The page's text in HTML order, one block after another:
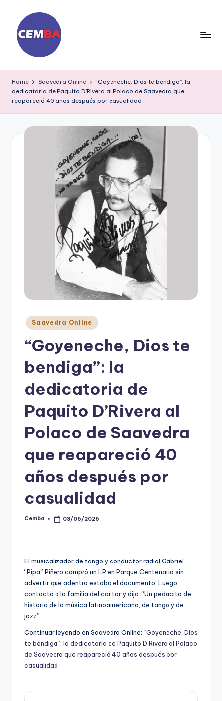
content
ia
ri
o
C
Home Saavedra Online
“Goyeneche, Dios te bendiga”: la
dedicatoria de Paquito D’Rivera al Polaco de Saavedra que
reapareció 40 años después por casualidad
Posted
in
Saavedra Online
“Goyeneche, Dios te
bendiga”: la
dedicatoria de
Paquito D’Rivera al
Polaco de Saavedra
que reapareció 40
años después por
casualidad
Posted
Cemba 03/06/2026
El musicalizador de tango y conductor radial Gabriel
“Pipa” Piñero compró un LP en Parque Centenario sin
advertir que adentro estaba el documento. Luego
contactó a la familia del cantor y dijo: “Un pedacito de
historia de la música latinoamericana, de tango y de
jazz”.
Continuar leyendo en Saavedra Online: “Goyeneche, Dios
te bendiga”: la dedicatoria de Paquito D’Rivera al Polaco
de Saavedra que reapareció 40 años después por
casualidad